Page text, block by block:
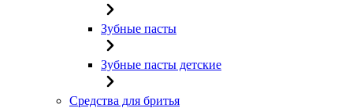
Зубные пасты
Зубные пасты детские
Средства для бритья